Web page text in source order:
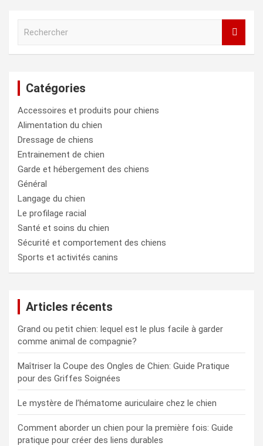
c
h
e
r
Catégories
Accessoires et produits pour chiens
Alimentation du chien
Dressage de chiens
Entrainement de chien
Garde et hébergement des chiens
Général
Langage du chien
Le profilage racial
Santé et soins du chien
Sécurité et comportement des chiens
Sports et activités canins
Articles récents
Grand ou petit chien: lequel est le plus facile à garder
comme animal de compagnie?
Maîtriser la Coupe des Ongles de Chien: Guide Pratique
pour des Griffes Soignées
Le mystère de l’hématome auriculaire chez le chien
Comment aborder un chien pour la première fois: Guide
pratique pour créer des liens durables